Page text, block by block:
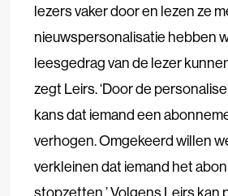
lezers vaker door en lezen ze
nieuwspersonalisatie hebben
leesgedrag van de lezer
zegt Leirs. ‘Door de
kans dat iemand een
verhogen. Omgekeerd willen
verkleinen dat iemand het
stopzetten.’ Volgens Leirs kan